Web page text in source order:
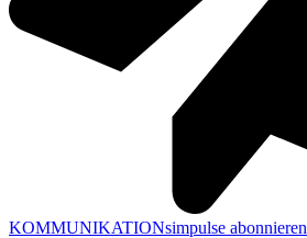
KOMMUNIKATIONsimpulse abonnieren